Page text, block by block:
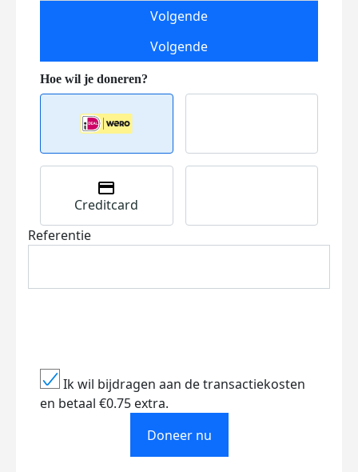
Volgende
Volgende
Creditcard
Referentie
Ik wil bijdragen aan de transactiekosten
en betaal €0.75 extra.
Doneer nu